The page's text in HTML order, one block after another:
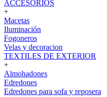
ACCESORIOS
+
Macetas
Iluminación
Fogoneros
Velas y decoracion
TEXTILES DE EXTERIOR
+
Almohadones
Edredones
Edredones para sofa y reposera